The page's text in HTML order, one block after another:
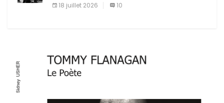
18 juillet 2026 10